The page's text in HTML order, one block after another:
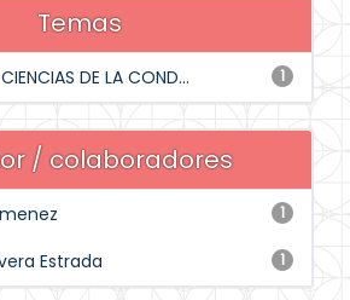
Temas
1
DE LA COND...
/ colaboradores
1
1
Estrada